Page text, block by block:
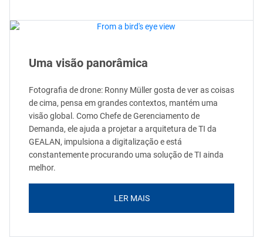
Uma visão panorâmica
Fotografia de drone: Ronny Müller gosta de ver as coisas
de cima, pensa em grandes contextos, mantém uma
visão global. Como Chefe de Gerenciamento de
Demanda, ele ajuda a projetar a arquitetura de TI da
GEALAN, impulsiona a digitalização e está
constantemente procurando uma solução de TI ainda
melhor.
LER MAIS